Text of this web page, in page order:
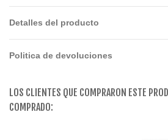
Detalles del producto
Politica de devoluciones
LOS CLIENTES QUE COMPRARON ESTE
COMPRADO: